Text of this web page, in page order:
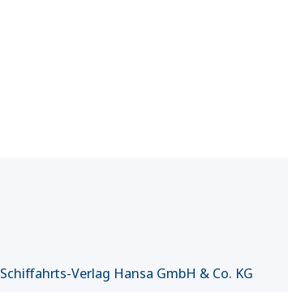
Schiffahrts-Verlag Hansa GmbH & Co. KG